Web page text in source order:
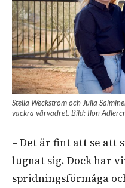
Stella Weckström och Julia
vackra vårvädret. Bild: Ilon
– Det är fint att se att
lugnat sig. Dock har
spridningsförmåga